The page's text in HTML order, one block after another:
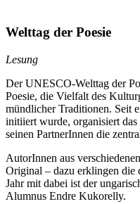
Welttag der Poesie
Lesung
Der UNESCO-Welttag der
Poesie, die Vielfalt des
mündlicher Traditionen. Seit
initiiert wurde, organisiert
seinen PartnerInnen die
AutorInnen aus
Original – dazu erklingen die
Jahr mit dabei ist der
Alumnus Endre Kukorelly.